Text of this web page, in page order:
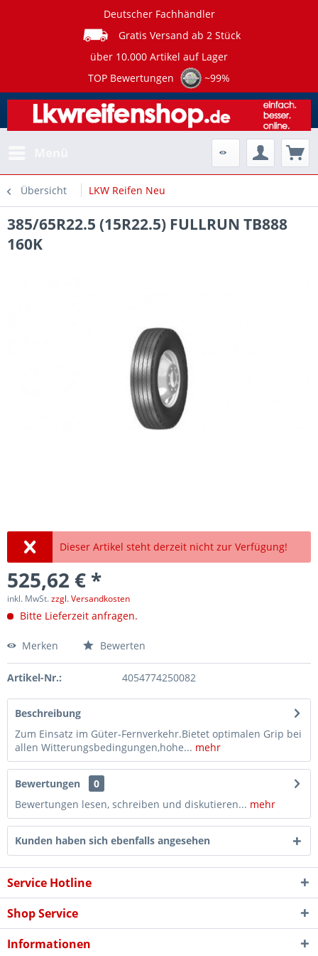
Deutscher Fachhändler
Gratis Versand ab 2 Stück
über 10.000 Artikel auf Lager
TOP Bewertungen
~99%
Übersicht LKW Reifen Neu
385/65R22.5 (15R22.5) FULLRUN TB888
160K
Dieser Artikel steht derzeit nicht zur Verfügung!
525,62 € *
inkl. MwSt.zzgl. Versandkosten
Bitte Lieferzeit anfragen.
Merken Bewerten
Artikel-Nr.: 4054774250082
Beschreibung
Zum Einsatz im Güter-Fernverkehr.Bietet optimalen Grip bei
allen Witterungsbedingungen,hohe... mehr
Bewertungen
0
Bewertungen lesen, schreiben und diskutieren... mehr
Kunden haben sich ebenfalls angesehen
Service Hotline
Shop Service
Informationen